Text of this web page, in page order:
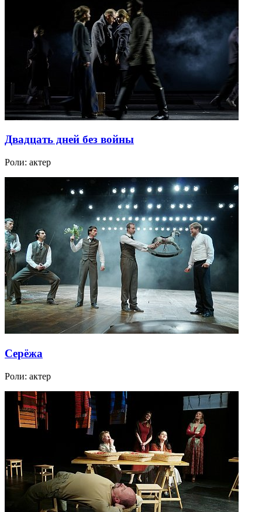
Двадцать дней без войны
Роли: актер
Серёжа
Роли: актер